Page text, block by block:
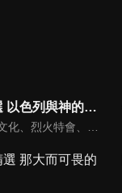
特會精選 以色列與神的計畫